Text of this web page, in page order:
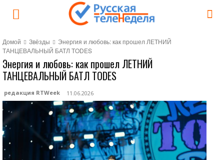
Домой Звёзды
Энергия и любовь: как прошел ЛЕТНИЙ
ТАНЦЕВАЛЬНЫЙ БАТЛ TODES
Энергия и любовь: как прошел ЛЕТНИЙ
ТАНЦЕВАЛЬНЫЙ БАТЛ TODES
редакция RTWeek 11.06.2026